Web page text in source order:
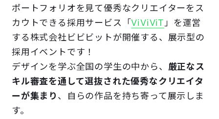
ポートフォリオを見て優秀なクリエイターをス
カウトできる採用サービス「ViViViT 」を運営
する株式会社ビビビットが開催する、展示型の
採用イベントです！
デザインを学ぶ全国の学生の中から、 厳正なス
キル審査を通して選抜された優秀なクリエイタ
ーが集まり 、自らの作品を持ち寄って展示しま
す。